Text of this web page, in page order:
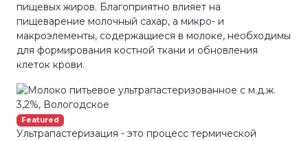
пищевых жиров. Благоприятно влияет на
пищеварение молочный сахар, а микро- и
макроэлементы, содержащиеся в молоке, необходимы
для формирования костной ткани и обновления
клеток крови.
Featured
Ультрапастеризация - это процесс термической